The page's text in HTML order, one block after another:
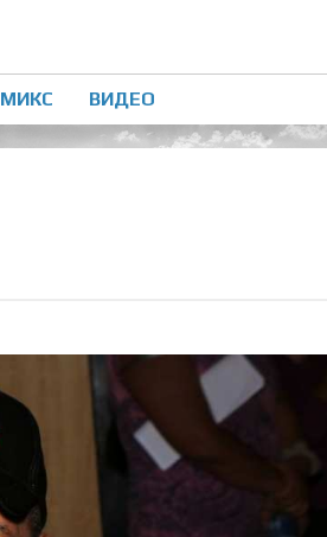
МИКС ВИДЕО